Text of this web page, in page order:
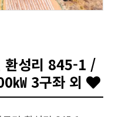
환성리 845-1 /
㎾ 3구좌 외